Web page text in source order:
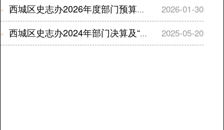
西城区史志办2026年度部门预算信息公开及2026年度部门预算报表 2026-01-30
西城区史志办2024年部门决算及“三公”经费决算 2025-05-20